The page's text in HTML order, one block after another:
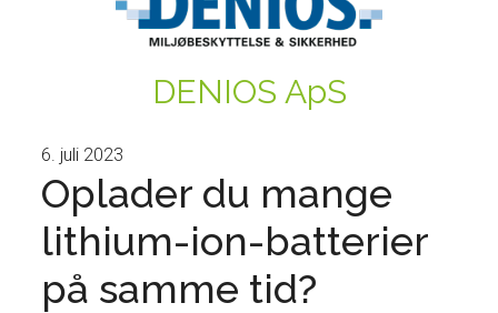
DENIOS ApS
6. juli 2023
Oplader du mange
lithium-ion-batterier
på samme tid?